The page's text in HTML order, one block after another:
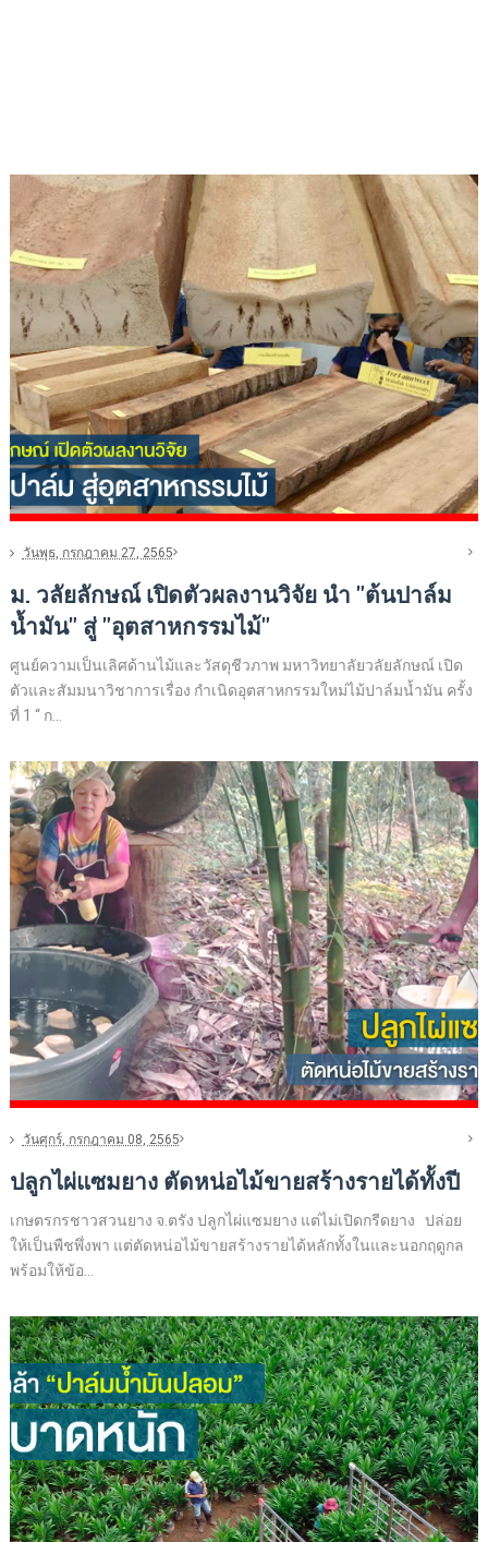
วันพุธ, กรกฎาคม 27, 2565
ม. วลัยลักษณ์ เปิดตัวผลงานวิจัย นำ "ต้นปาล์ม
น้ำมัน" สู่ "อุตสาหกรรมไม้"
ศูนย์ความเป็นเลิศด้านไม้และวัสดุชีวภาพ มหาวิทยาลัยวลัยลักษณ์ เปิด
ตัวและสัมมนาวิชาการเรื่อง กำเนิดอุตสาหกรรมใหม่ไม้ปาล์มน้ำมัน ครั้ง
ที่ 1 “ ก...
วันศุกร์, กรกฎาคม 08, 2565
ปลูกไผ่แซมยาง ตัดหน่อไม้ขายสร้างรายได้ทั้งปี
เกษตรกรชาวสวนยาง จ.ตรัง ปลูกไผ่แซมยาง แต่ไม่เปิดกรีดยาง ปล่อย
ให้เป็นพืชพึ่งพา แต่ตัดหน่อไม้ขายสร้างรายได้หลักทั้งในและนอกฤดูกล
พร้อมให้ข้อ...